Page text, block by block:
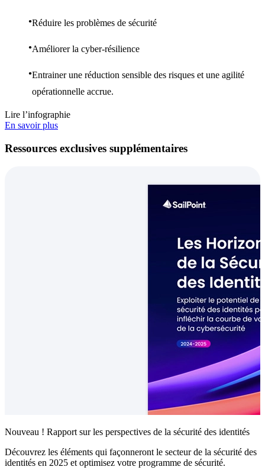
Réduire les problèmes de sécurité
Améliorer la cyber-résilience
Entrainer une réduction sensible des risques et une agilité
opérationnelle accrue.
Lire l’infographie
En savoir plus
Ressources exclusives supplémentaires
Nouveau ! Rapport sur les perspectives de la sécurité des identités
Découvrez les éléments qui façonneront le secteur de la sécurité des
identités en 2025 et optimisez votre programme de sécurité.